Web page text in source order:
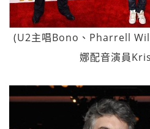
(U2主唱Bono、Pharrell
娜配音演員